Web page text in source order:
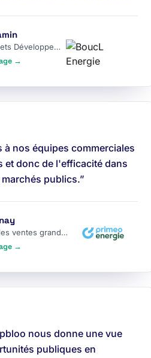
Cheffe de projets Développement
→
à nos équipes commerciales
et donc de l'efficacité dans
publics.”
Responsable des ventes grands comptes
→
nous donne une vue
publiques en